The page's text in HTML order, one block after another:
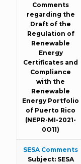
Comments
regarding the
Draft of the
Regulation of
Renewable
Energy
Certificates and
Compliance
with the
Renewable
Energy Portfolio
of Puerto Rico
(NEPR-MI-2021-
0O11)
SESA Comments
Subject: SESA